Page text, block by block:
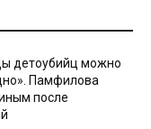
детоубийц можно
Памфилова
после